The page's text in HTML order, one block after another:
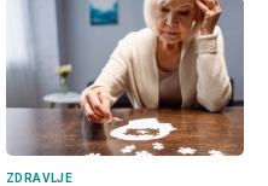
ZDRAVLJE